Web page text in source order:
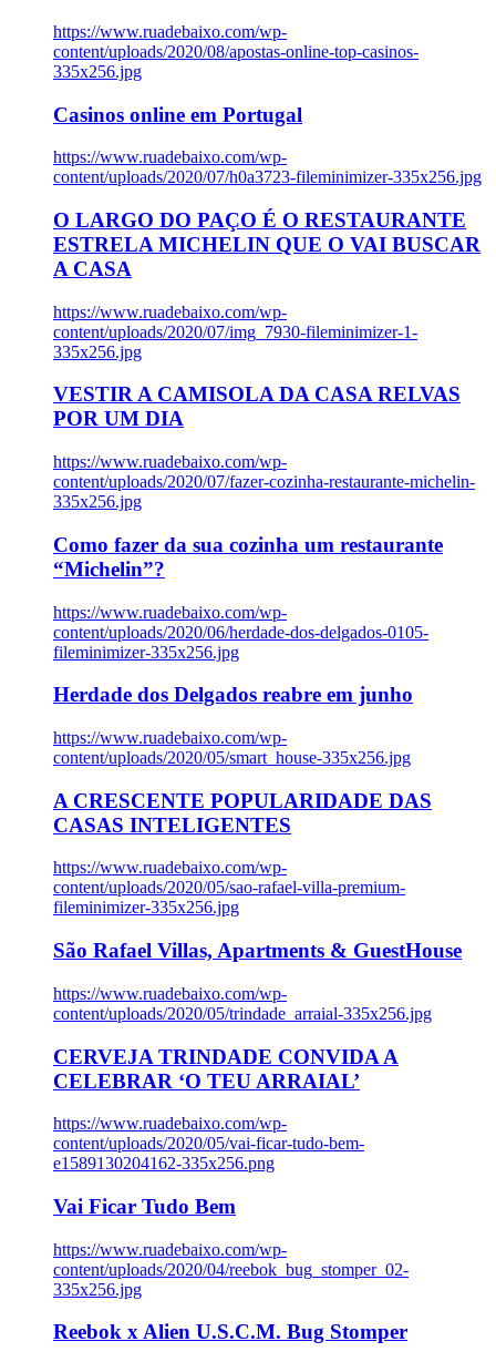
https://www.ruadebaixo.com/wp-
content/uploads/2020/08/apostas-online-top-casinos-
335x256.jpg
Casinos online em Portugal
https://www.ruadebaixo.com/wp-
content/uploads/2020/07/h0a3723-fileminimizer-335x256.jpg
O LARGO DO PAÇO É O RESTAURANTE
ESTRELA MICHELIN QUE O VAI BUSCAR
A CASA
https://www.ruadebaixo.com/wp-
content/uploads/2020/07/img_7930-fileminimizer-1-
335x256.jpg
VESTIR A CAMISOLA DA CASA RELVAS
POR UM DIA
https://www.ruadebaixo.com/wp-
content/uploads/2020/07/fazer-cozinha-restaurante-michelin-
335x256.jpg
Como fazer da sua cozinha um restaurante
“Michelin”?
https://www.ruadebaixo.com/wp-
content/uploads/2020/06/herdade-dos-delgados-0105-
fileminimizer-335x256.jpg
Herdade dos Delgados reabre em junho
https://www.ruadebaixo.com/wp-
content/uploads/2020/05/smart_house-335x256.jpg
A CRESCENTE POPULARIDADE DAS
CASAS INTELIGENTES
https://www.ruadebaixo.com/wp-
content/uploads/2020/05/sao-rafael-villa-premium-
fileminimizer-335x256.jpg
São Rafael Villas, Apartments & GuestHouse
https://www.ruadebaixo.com/wp-
content/uploads/2020/05/trindade_arraial-335x256.jpg
CERVEJA TRINDADE CONVIDA A
CELEBRAR ‘O TEU ARRAIAL’
https://www.ruadebaixo.com/wp-
content/uploads/2020/05/vai-ficar-tudo-bem-
e1589130204162-335x256.png
Vai Ficar Tudo Bem
https://www.ruadebaixo.com/wp-
content/uploads/2020/04/reebok_bug_stomper_02-
335x256.jpg
Reebok x Alien U.S.C.M. Bug Stomper